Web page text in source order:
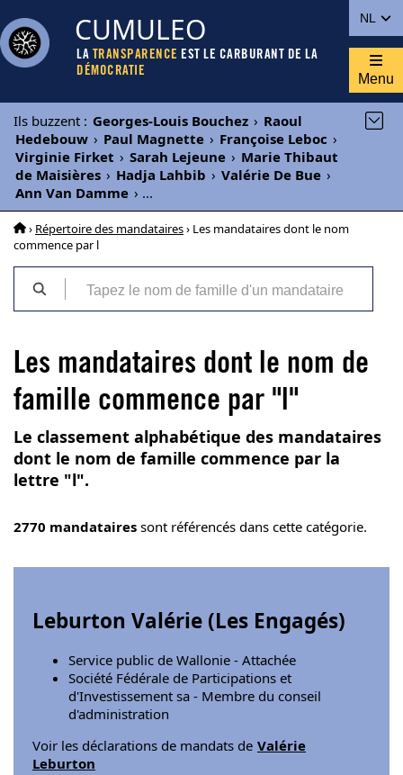
NL
CUMULEO
LA TRANSPARENCE EST LE CARBURANT DE LA
DÉMOCRATIE
Menu
Ils buzzent : Georges-Louis Bouchez › Raoul
Hedebouw › Paul Magnette › Françoise Leboc ›
Virginie Firket › Sarah Lejeune › Marie Thibaut
de Maisières › Hadja Lahbib › Valérie De Bue ›
Ann Van Damme › ...
› Répertoire des mandataires› Les mandataires dont le nom
commence par l
Les mandataires dont le nom de
famille commence par "l"
Le classement alphabétique des mandataires
dont le nom de famille commence par la
lettre "l".
2770 mandataires sont référencés dans cette catégorie.
Leburton Valérie (Les Engagés)
Service public de Wallonie - Attachée
Société Fédérale de Participations et
d'Investissement sa - Membre du conseil
d'administration
Voir les déclarations de mandats de Valérie
Leburton